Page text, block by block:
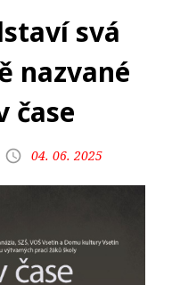
svá
nazvané
čase
04. 06. 2025